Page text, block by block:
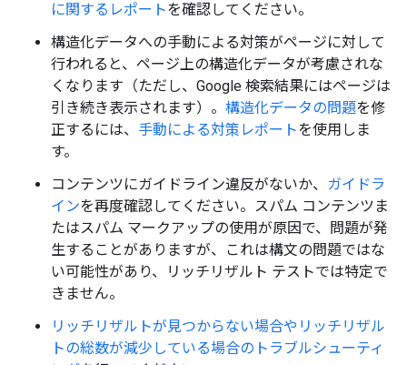
に関するレポートを確認してください。
構造化データへの手動による対策がページに対して
行われると、ページ上の構造化データが考慮されな
くなります（ただし、Google 検索結果にはページは
引き続き表示されます）。 構造化データの問題を修
正するには、 手動による対策レポートを使用しま
す。
コンテンツにガイドライン違反がないか、
ガイドラ
インを再度確認してください。スパム コンテンツま
たはスパム マークアップの使用が原因で、問題が発
生することがありますが、これは構文の問題ではな
い可能性があり、リッチリザルト テストでは特定で
きません。
リッチリザルトが見つからない場合やリッチリザル
トの総数が減少している場合のトラブルシューティ